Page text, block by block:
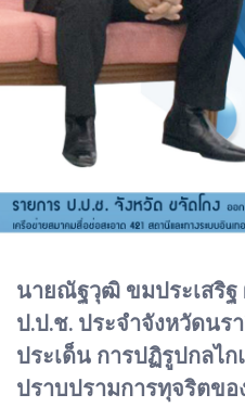
นายณัฐวุฒิ ขมประเสริฐ
ป.ป.ช. ประจำจังหวัดน
ประเด็น การปฏิรูปกลไ
ปราบปรามการทุจริตขอ